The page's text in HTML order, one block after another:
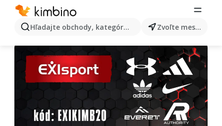
Hľadajte obchody, kategórie, produkty... Zvoľte mesto